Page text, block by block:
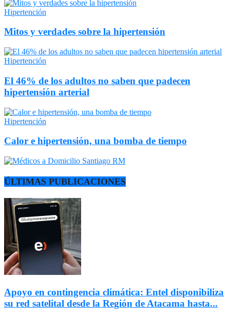
Hipertención
Mitos y verdades sobre la hipertensión
Hipertención
El 46% de los adultos no saben que padecen
hipertensión arterial
Hipertención
Calor e hipertensión, una bomba de tiempo
ÚLTIMAS PUBLICACIONES
Apoyo en contingencia climática: Entel disponibiliza
su red satelital desde la Región de Atacama hasta...